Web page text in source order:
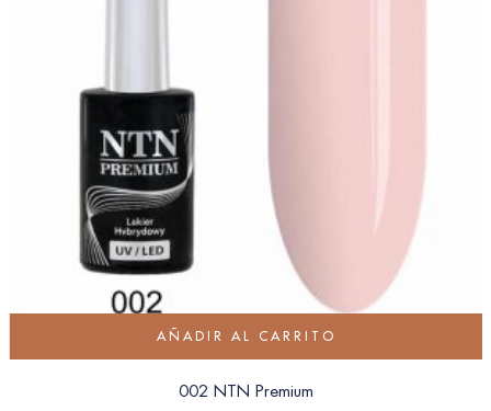
AÑADIR AL CARRITO
002 NTN Premium